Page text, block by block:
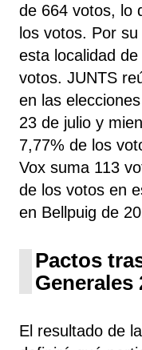
de 664 votos, lo
los votos. Por
esta localidad
votos. JUNTS
en las
23 de julio y
7,77% de los
Vox suma 113
de los votos en
en Bellpuig de
Pactos
Generales
El resultado de